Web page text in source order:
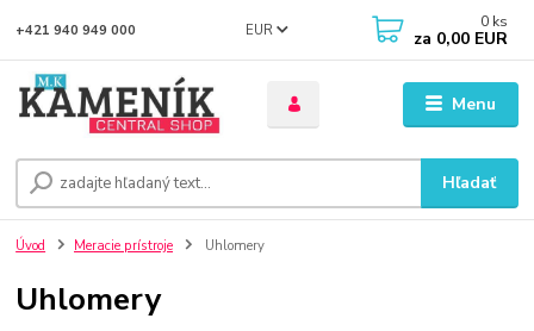
Menu
EUR
Hľadať
+421 940 949 000 0 ks
za 0,00 EUR
Úvod Meracie prístroje Uhlomery
Uhlomery